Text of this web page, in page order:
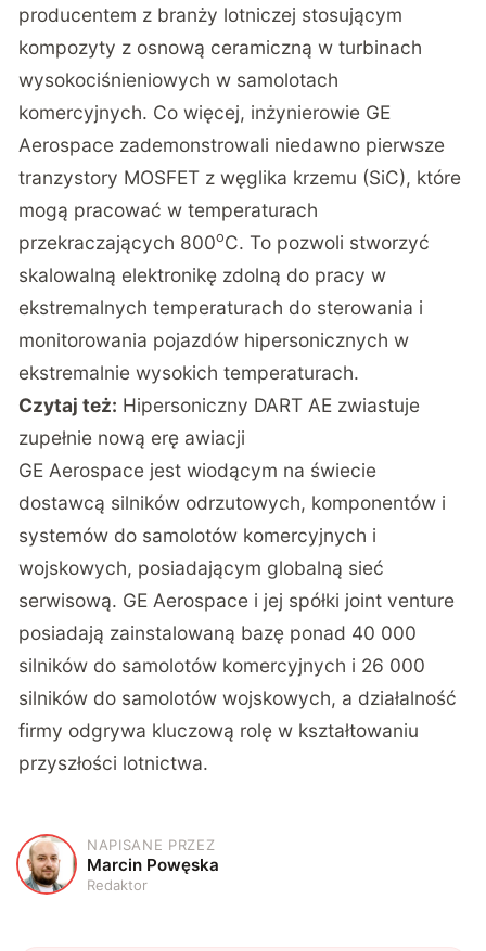
producentem z branży lotniczej stosującym
kompozyty z osnową ceramiczną w turbinach
wysokociśnieniowych w samolotach
komercyjnych. Co więcej, inżynierowie GE
Aerospace zademonstrowali niedawno pierwsze
tranzystory MOSFET z węglika krzemu (SiC), które
mogą pracować w temperaturach
przekraczających 800oC. To pozwoli stworzyć
skalowalną elektronikę zdolną do pracy w
ekstremalnych temperaturach do sterowania i
monitorowania pojazdów hipersonicznych w
ekstremalnie wysokich temperaturach.
Czytaj też: Hipersoniczny DART AE zwiastuje
zupełnie nową erę awiacji
GE Aerospace jest wiodącym na świecie
dostawcą silników odrzutowych, komponentów i
systemów do samolotów komercyjnych i
wojskowych, posiadającym globalną sieć
serwisową. GE Aerospace i jej spółki joint venture
posiadają zainstalowaną bazę ponad 40 000
silników do samolotów komercyjnych i 26 000
silników do samolotów wojskowych, a działalność
firmy odgrywa kluczową rolę w kształtowaniu
przyszłości lotnictwa.
M
NAPISANE PRZEZ
Marcin Powęska
Redaktor